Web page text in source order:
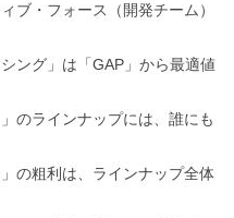
ブ・フォース（開発チーム）
ング」は「GAP」から最適値
のラインナップには、誰にも
の粗利は、ラインナップ全体